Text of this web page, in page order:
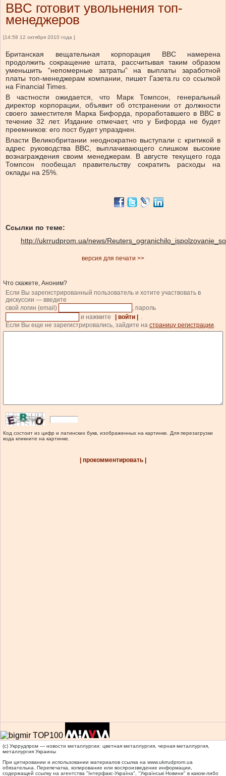
BBC готовит увольнения топ-
менеджеров
[14:58 12 октября 2010 года ]
Британская вещательная корпорация BBC намерена
продолжить сокращение штата, рассчитывая таким образом
уменьшить “непомерные затраты” на выплаты заработной
платы топ-менеджерам компании, пишет Газета.ru со ссылкой
на Financial Times.
В частности ожидается, что Марк Томпсон, генеральный
директор корпорации, объявит об отстранении от должности
своего заместителя Марка Бифорда, проработавшего в BBC в
течение 32 лет. Издание отмечает, что у Бифорда не будет
преемников: его пост будет упразднен.
Власти Великобритании неоднократно выступали с критикой в
адрес руководства BBC, выплачивающего слишком высокие
вознаграждения своим менеджерам. В августе текущего года
Томпсон пообещал правительству сократить расходы на
оклады на 25%.
Ссылки по теме:
http://ukrrudprom.ua/news/
версия для печати >>
Что скажете, Аноним?
Если Вы зарегистрированный пользователь и хотите участвовать в
дискуссии — введите
свой логин (email)
, пароль
и нажмите
| войти |
.
Если Вы еще не зарегистрировались, зайдите на страницу регистрации.
Код состоит из цифр и латинских букв, изображенных на картинке. Для перезагрузки
кода кликните на картинке.
| прокомментировать |
(c) Укррудпром — новости металлургии: цветная металлургия, черная металлургия,
металлургия Украины
При цитировании и использовании материалов ссылка на www.ukrrudprom.ua
обязательна. Перепечатка, копирование или воспроизведение информации,
содержащей ссылку на агентства "Iнтерфакс-Україна", "Українськi Новини" в каком-либо